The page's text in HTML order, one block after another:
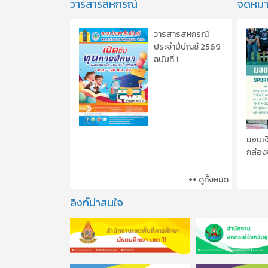
วารสารสหกรณ์
วารสารสหกรณ์
ประจำปีบัญชี 2569
ฉบับที่ 1
++ ดูทั้งหมด
จดหม
มอบ
กล่อ
ลิงก์น่าสนใจ